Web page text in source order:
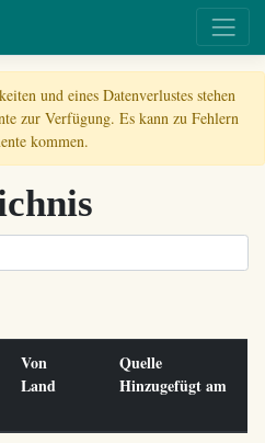
und eines Datenverlustes stehen
zur Verfügung. Es kann zu Fehlern
kommen.
Von
Land
Quelle
Hinzugefügt am